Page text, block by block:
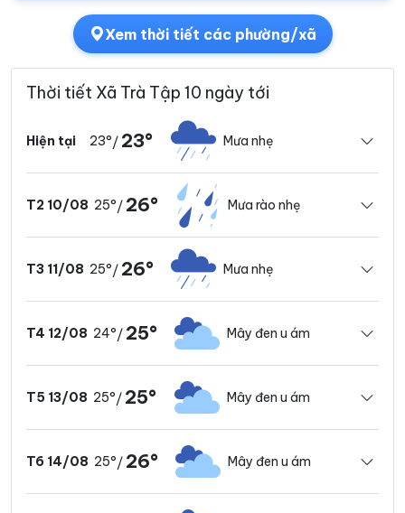
Xem thời tiết các phường/xã
Thời tiết Xã Trà Tập 10 ngày tới
Hiện tại 23°/ 23° Mưa nhẹ
T2 10/08 25°/ 26° Mưa rào nhẹ
T3 11/08 25°/ 26° Mưa nhẹ
T4 12/08 24°/ 25° Mây đen u ám
T5 13/08 25°/ 25° Mây đen u ám
T6 14/08 25°/ 26° Mây đen u ám